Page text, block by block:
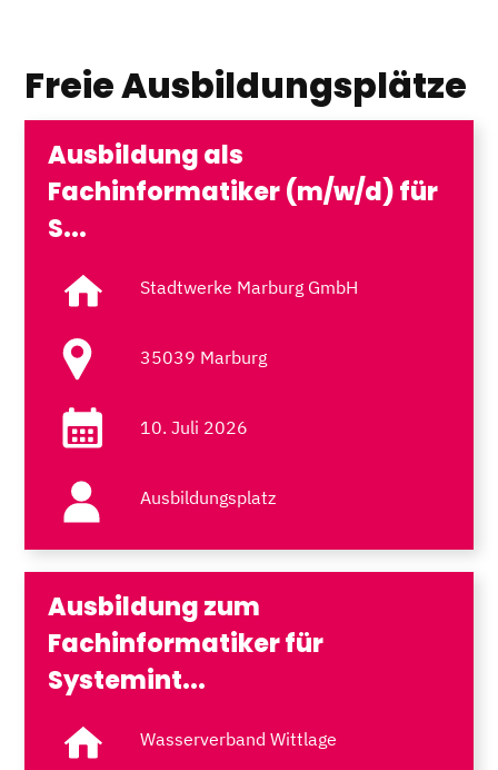
Freie Ausbildungsplätze
Ausbildung als
Fachinformatiker (m/w/d) für
S...
Stadtwerke Marburg GmbH
35039 Marburg
10. Juli 2026
Ausbildungsplatz
Ausbildung zum
Fachinformatiker für
Systemint...
Wasserverband Wittlage